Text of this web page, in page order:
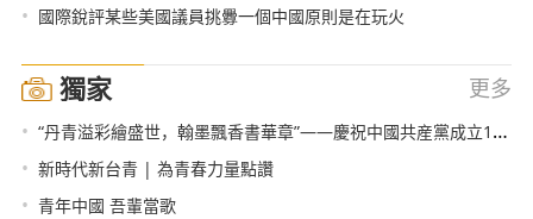
• 國際銳評某些美國議員挑釁一個中國原則是在玩火
獨家 更多
• “丹青溢彩繪盛世，翰墨飄香書華章”——慶祝中國共産黨成立100週年肖宗林書畫作品展在北京舉行
• 新時代新台青 | 為青春力量點讚
• 青年中國 吾輩當歌